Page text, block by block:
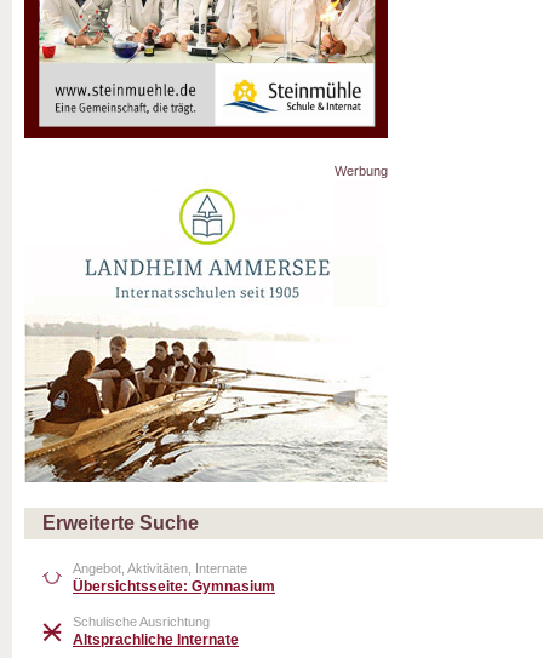
Werbung
Erweiterte Suche
Angebot, Aktivitäten, Internate
Übersichtsseite: Gymnasium
Schulische Ausrichtung
Altsprachliche Internate